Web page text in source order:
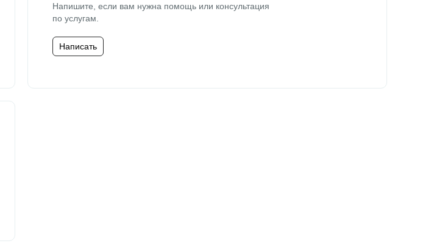
Напишите, если вам нужна помощь или консультация
по услугам.
Написать